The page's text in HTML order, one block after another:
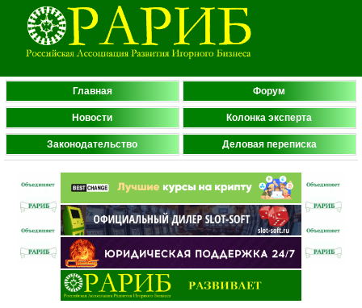
Главная Форум
Новости Колонка эксперта
Законодательство Деловая переписка